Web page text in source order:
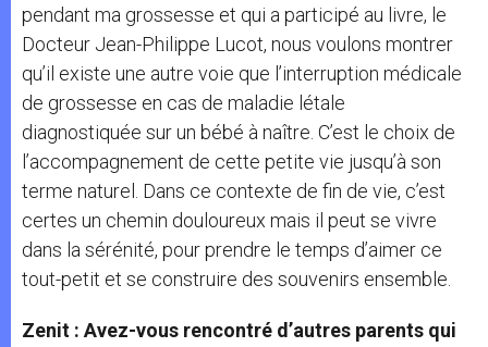
pendant ma grossesse et qui a participé au livre, le
Docteur Jean-Philippe Lucot, nous voulons montrer
qu’il existe une autre voie que l’interruption médicale
de grossesse en cas de maladie létale
diagnostiquée sur un bébé à naître. C’est le choix de
l’accompagnement de cette petite vie jusqu’à son
terme naturel. Dans ce contexte de fin de vie, c’est
certes un chemin douloureux mais il peut se vivre
dans la sérénité, pour prendre le temps d’aimer ce
tout-petit et se construire des souvenirs ensemble.
Zenit : Avez-vous rencontré d’autres parents qui